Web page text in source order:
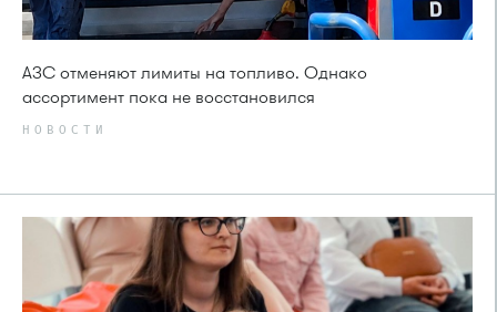
АЗС отменяют лимиты на топливо. Однако
ассортимент пока не восстановился
НОВОСТИ